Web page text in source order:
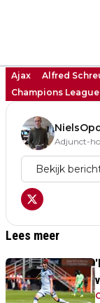
Ajax Alfred
Champions League
Adjunct-
Bekijk
Lees meer